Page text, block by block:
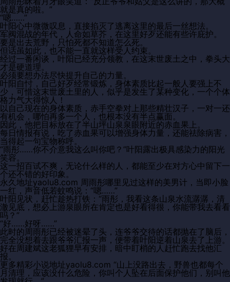
就是真的啦。”
“嗯……”
叶阳心中微微叹息，直接掐灭了逃离这里的最后一丝想法。
军阀混战的年代，人命如草芥，在这里好歹还能有些许庇护。
要是出去荒野，只怕死都不知道怎么死。
但话虽如此，也不能一直就这样受人约束。
经过一番闲谈，叶阳已经充分领教，在这末世废土之中，拳头大
才是硬道理。
必须要想办法尽快提升自己的力量。
叶阳自忖，自己好歹经常锻炼，身体素质比起一般人要强上不
少，可惜这末世废土里的人，似乎是发生了某种变化，一个个体
格力气大得惊人！
以自己现在的身体素质，赤手空拳对上那些精壮汉子，一对一还
有机会，哪怕再多一个人，也根本没有半点赢面。
因此，他把目标放在了半山坪山泉泉眼附近的赤血果上。
每日情报有说，吃了赤血果可以增强身体力量，还能祛除病害，
当得起一句宝物称呼。
“雨彤……你不介意我这么叫你吧？”叶阳露出极具感染力的阳光
笑容。
这一招百试不爽，无论什么样的人，都能至少在对方心中留下一
个还不错的好印象。
永久地址yaolu8.com 周雨彤哪里见过这样的美男计，当即小脸
一红，声音低若蚊鸣说：“嗯……”
叶阳见状，赶忙趁热打铁：“雨彤，我看这条山泉水流潺潺，清
澈见底，想必上游泉眼所在肯定也是好看得很，你能带我去看看
吗？”
“好……好呀……”
此时的周雨彤已经被迷晕了头，连爷爷交待的话都抛在了脑后，
完全没想着去跟爷爷汇报一声，便带着叶阳逆着山泉去了上游。
好在周建斌这老狐狸早有安排，暗中盯梢的人赶忙跑去找他汇
报。
更多精彩小说地址yaolu8.com “山上没路出去，野兽也都每个
月清理，应该没什么危险，你叫个人坠在后面保护他们，别叫他